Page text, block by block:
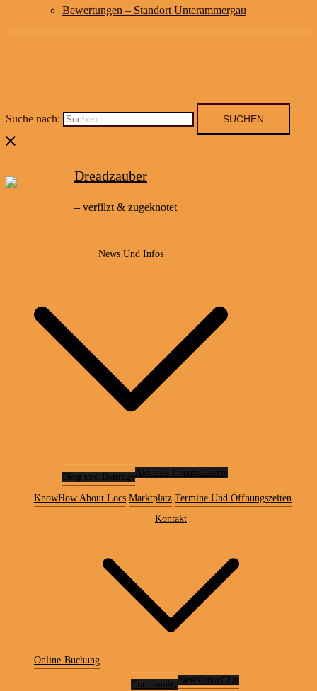
Bewertungen – Standort Unterammergau
Suche nach:
Dreadzauber
– verfilzt & zugeknotet
News Und Infos
Blog und Beiträge Aktuelle EventsGalerie
KnowHow About Locs Marktplatz Termine Und Öffnungszeiten
Online-Buchung
Kontakt
Community Newsletter Chat